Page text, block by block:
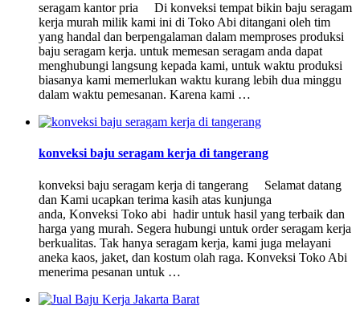
seragam kantor pria Di konveksi tempat bikin baju seragam
kerja murah milik kami ini di Toko Abi ditangani oleh tim
yang handal dan berpengalaman dalam memproses produksi
baju seragam kerja. untuk memesan seragam anda dapat
menghubungi langsung kepada kami, untuk waktu produksi
biasanya kami memerlukan waktu kurang lebih dua minggu
dalam waktu pemesanan. Karena kami …
konveksi baju seragam kerja di tangerang
konveksi baju seragam kerja di tangerang Selamat datang
dan Kami ucapkan terima kasih atas kunjunga
anda, Konveksi Toko abi hadir untuk hasil yang terbaik dan
harga yang murah. Segera hubungi untuk order seragam kerja
berkualitas. Tak hanya seragam kerja, kami juga melayani
aneka kaos, jaket, dan kostum olah raga. Konveksi Toko Abi
menerima pesanan untuk …